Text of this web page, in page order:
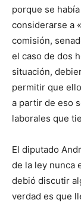
porque se
considerarse a
comisión,
el caso de dos
situación,
permitir que
a partir de eso
laborales que
El diputado
de la ley nunca
debió discutir
verdad es que